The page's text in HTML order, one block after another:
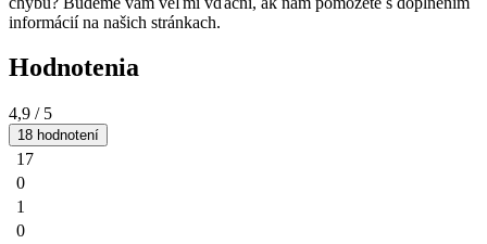
informácií na našich stránkach.
Hodnotenia
4,9 / 5
18 hodnotení
17
0
1
0